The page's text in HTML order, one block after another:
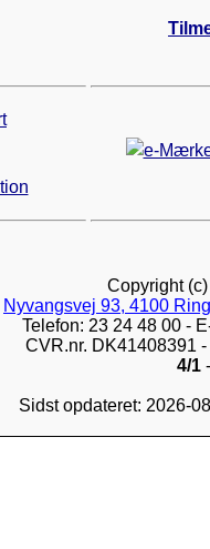
Copyright
Nyvangsvej 93, 4100
Telefon: 23 24 48 00 -
CVR.nr. DK41408391
4/1
Sidst opdateret: 2026-